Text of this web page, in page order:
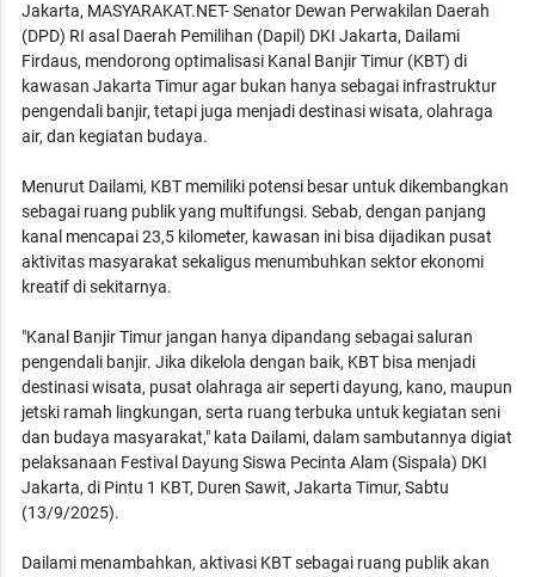
Jakarta, MASYARAKAT.NET- Senator Dewan Perwakilan Daerah
(DPD) RI asal Daerah Pemilihan (Dapil) DKI Jakarta, Dailami
Firdaus, mendorong optimalisasi Kanal Banjir Timur (KBT) di
kawasan Jakarta Timur agar bukan hanya sebagai infrastruktur
pengendali banjir, tetapi juga menjadi destinasi wisata, olahraga
air, dan kegiatan budaya.
Menurut Dailami, KBT memiliki potensi besar untuk dikembangkan
sebagai ruang publik yang multifungsi. Sebab, dengan panjang
kanal mencapai 23,5 kilometer, kawasan ini bisa dijadikan pusat
aktivitas masyarakat sekaligus menumbuhkan sektor ekonomi
kreatif di sekitarnya.
"Kanal Banjir Timur jangan hanya dipandang sebagai saluran
pengendali banjir. Jika dikelola dengan baik, KBT bisa menjadi
destinasi wisata, pusat olahraga air seperti dayung, kano, maupun
jetski ramah lingkungan, serta ruang terbuka untuk kegiatan seni
dan budaya masyarakat," kata Dailami, dalam sambutannya digiat
pelaksanaan Festival Dayung Siswa Pecinta Alam (Sispala) DKI
Jakarta, di Pintu 1 KBT, Duren Sawit, Jakarta Timur, Sabtu
(13/9/2025).
Dailami menambahkan, aktivasi KBT sebagai ruang publik akan